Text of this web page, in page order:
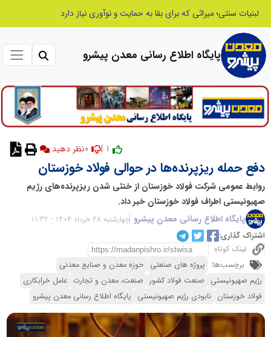
پایگاه اطلاع رسانی معدن پیشرو
نظر دهید
دفع حمله ریزپرنده‌ها در حوالی فولاد خوزستان
روابط عمومی شرکت فولاد خوزستان از خنثی شدن ریزپرنده‌های رژیم
صهیونیستی اطراف فولاد خوزستان خبر داد.
پایگاه اطلاع رسانی معدن پیشرو چهارشنبه 28 خرداد 1404 - 11:32
اشتراک گذاری:
لینک کوتاه
برچسب‌ها: پروژه های صنعتی حوزه معدن و صنایع معدنی
رژیم صهیونیستی صنعت فولاد کشور صنعت، معدن و تجارت عامل خرابکاری
فولاد خوزستان نابودی رژیم صهیونیستی پایگاه اطلاع رسانی معدن پیشرو